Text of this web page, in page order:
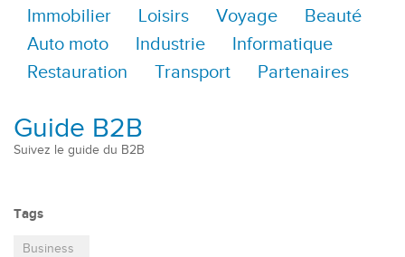
Immobilier
Loisirs Voyage
Beauté
Auto moto
Industrie
Informatique
Restauration
Transport Partenaires
Guide B2B
Suivez le guide du B2B
Tags
Business